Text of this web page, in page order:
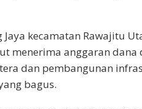
Jaya kecamatan Rawajitu
menerima anggaran dana
dan pembangunan
bagus.